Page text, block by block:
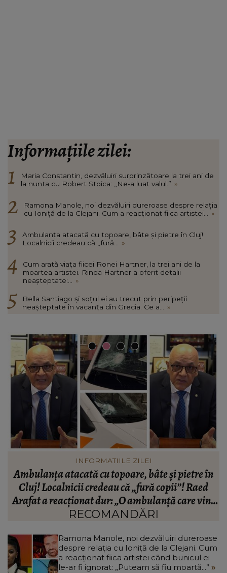
Informațiile zilei:
Maria Constantin, dezvăluiri surprinzătoare la trei ani de
la nunta cu Robert Stoica: „Ne-a luat valul.” »
Ramona Manole, noi dezvăluiri dureroase despre relația
cu Ioniță de la Clejani. Cum a reacționat fiica artistei...
»
Ambulanța atacată cu topoare, bâte și pietre în Cluj!
Localnicii credeau că „fură...
»
Cum arată viața fiicei Ronei Hartner, la trei ani de la
moartea artistei. Rinda Hartner a oferit detalii
neașteptate:...
»
Bella Santiago și soțul ei au trecut prin peripeții
neașteptate în vacanța din Grecia. Ce a...
»
VEDETE
Cum arată viața fiicei Ronei Hartner, la trei ani
de la moartea artistei. Rinda Hartner a oferit
detalii neașteptate: „Nu ne lasă să mutăm nimic.”
RECOMANDĂRI
Ramona Manole, noi dezvăluiri dureroase
despre relația cu Ioniță de la Clejani. Cum
a reacționat fiica artistei când bunicul ei
le-ar fi ignorat: „Puteam să fiu moartă...”